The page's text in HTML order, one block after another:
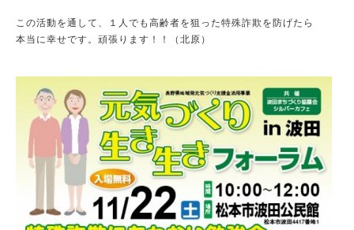
この活動を通して、１人でも高齢者を狙った特殊詐欺を防げたら
本当に幸せです。頑張ります！！（北原）